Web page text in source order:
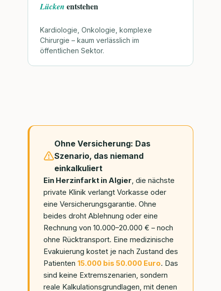
Lücken entstehen
Kardiologie, Onkologie, komplexe
Chirurgie – kaum verlässlich im
öffentlichen Sektor.
Ohne Versicherung: Das
Szenario, das niemand
einkalkuliert
Ein Herzinfarkt in Algier, die nächste
private Klinik verlangt Vorkasse oder
eine Versicherungsgarantie. Ohne
beides droht Ablehnung oder eine
Rechnung von 10.000–20.000 € – noch
ohne Rücktransport. Eine medizinische
Evakuierung kostet je nach Zustand des
Patienten 15.000 bis 50.000 Euro. Das
sind keine Extremszenarien, sondern
reale Kalkulationsgrundlagen, mit denen